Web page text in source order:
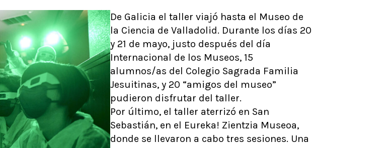
De Galicia el taller viajó hasta el Museo de
la Ciencia de Valladolid. Durante los días 20
y 21 de mayo, justo después del día
Internacional de los Museos, 15
alumnos/as del Colegio Sagrada Familia
Jesuitinas, y 20 “amigos del museo”
pudieron disfrutar del taller.
Por último, el taller aterrizó en San
Sebastián, en el Eureka! Zientzia Museoa,
donde se llevaron a cabo tres sesiones. Una